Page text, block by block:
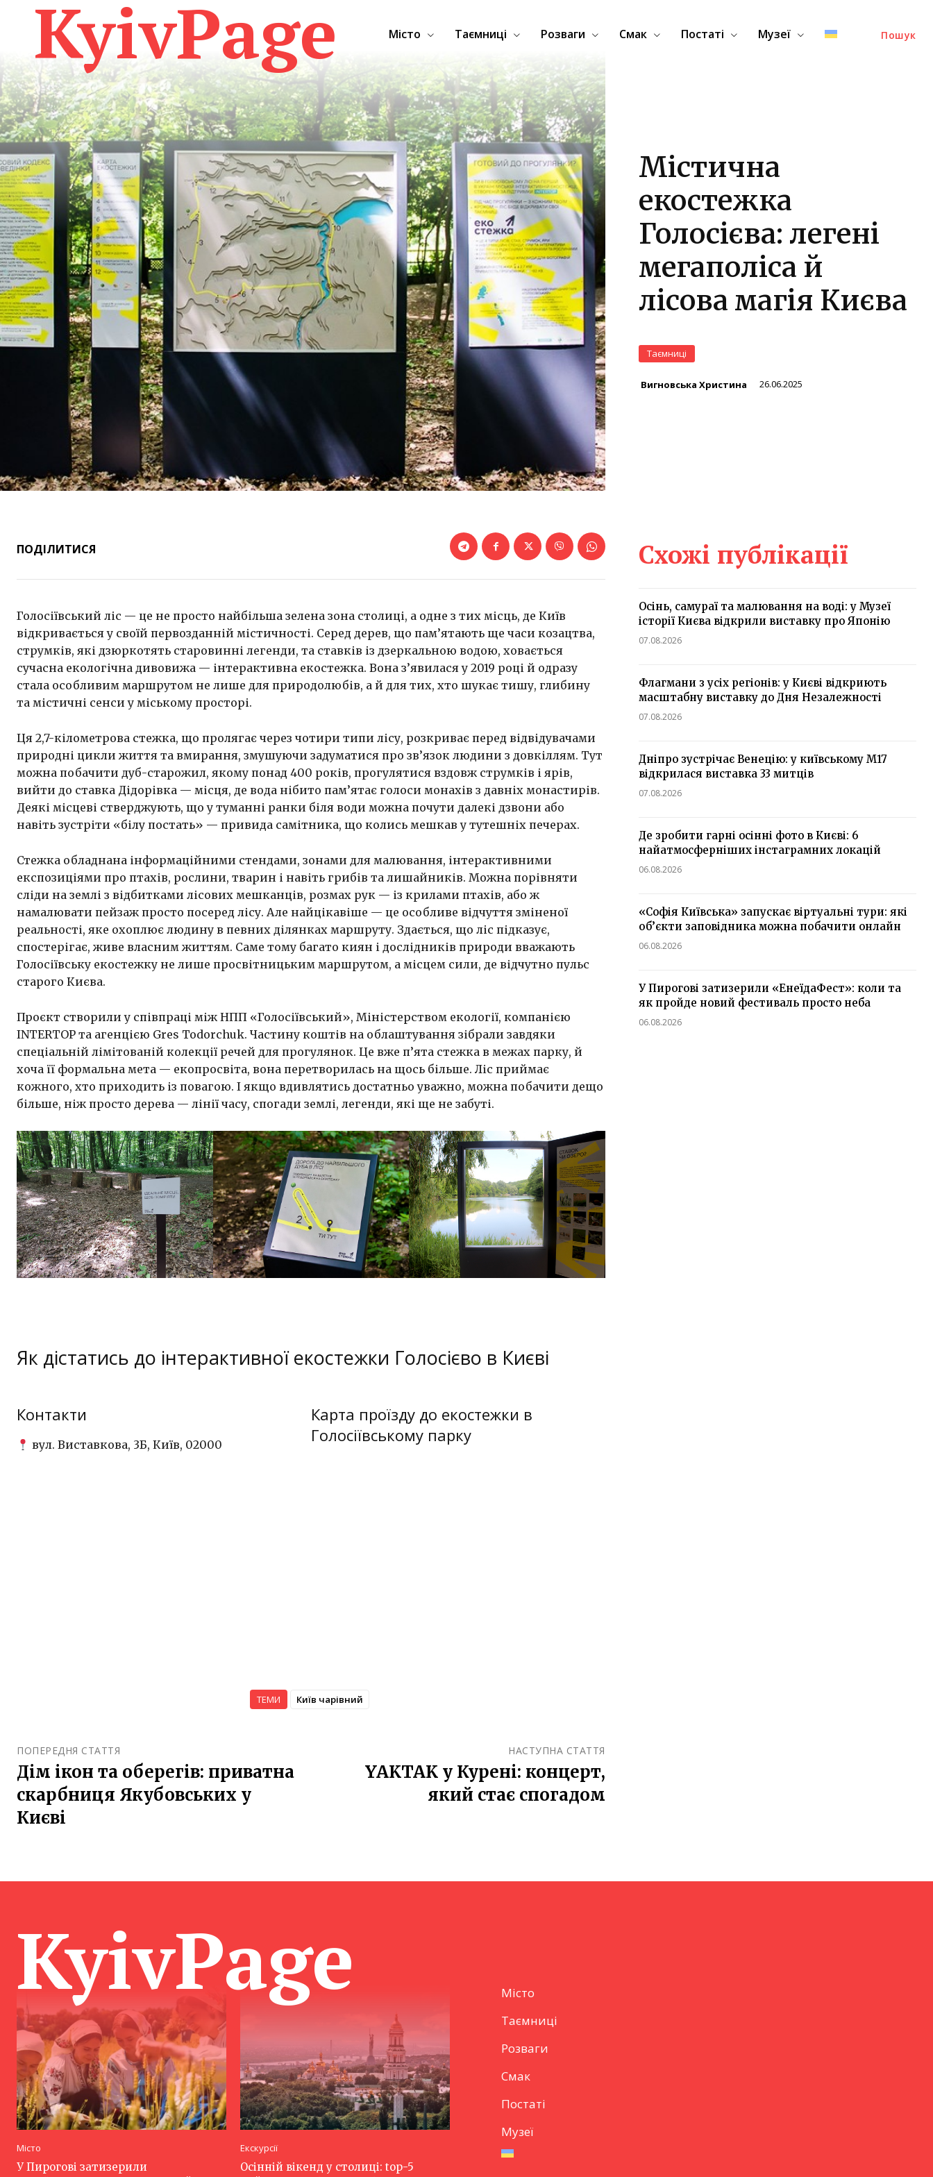
KyivPage Пошук
Місто Таємниці Розваги Смак Постаті Музеї
Містична
екостежка
Голосієва: легені
мегаполіса й
лісова магія Києва
Таємниці
Вигновська Христина 26.06.2025
ПОДІЛИТИСЯ
Голосіївський ліс — це не просто найбільша зелена зона столиці, а одне з тих місць, де Київ
відкривається у своїй первозданній містичності. Серед дерев, що пам’ятають ще часи козацтва,
струмків, які дзюркотять старовинні легенди, та ставків із дзеркальною водою, ховається
сучасна екологічна дивовижа — інтерактивна екостежка. Вона з’явилася у 2019 році й одразу
стала особливим маршрутом не лише для природолюбів, а й для тих, хто шукає тишу, глибину
та містичні сенси у міському просторі.
Ця 2,7-кілометрова стежка, що пролягає через чотири типи лісу, розкриває перед відвідувачами
природні цикли життя та вмирання, змушуючи задуматися про зв’язок людини з довкіллям. Тут
можна побачити дуб-старожил, якому понад 400 років, прогулятися вздовж струмків і ярів,
вийти до ставка Дідорівка — місця, де вода нібито пам’ятає голоси монахів з давніх монастирів.
Деякі місцеві стверджують, що у туманні ранки біля води можна почути далекі дзвони або
навіть зустріти «білу постать» — привида самітника, що колись мешкав у тутешніх печерах.
Стежка обладнана інформаційними стендами, зонами для малювання, інтерактивними
експозиціями про птахів, рослини, тварин і навіть грибів та лишайників. Можна порівняти
сліди на землі з відбитками лісових мешканців, розмах рук — із крилами птахів, або ж
намалювати пейзаж просто посеред лісу. Але найцікавіше — це особливе відчуття зміненої
реальності, яке охоплює людину в певних ділянках маршруту. Здається, що ліс підказує,
спостерігає, живе власним життям. Саме тому багато киян і дослідників природи вважають
Голосіївську екостежку не лише просвітницьким маршрутом, а місцем сили, де відчутно пульс
старого Києва.
Проєкт створили у співпраці між НПП «Голосіївський», Міністерством екології, компанією
INTERTOP та агенцією Gres Todorchuk. Частину коштів на облаштування зібрали завдяки
спеціальній лімітованій колекції речей для прогулянок. Це вже п’ята стежка в межах парку, й
хоча її формальна мета — екопросвіта, вона перетворилась на щось більше. Ліс приймає
кожного, хто приходить із повагою. І якщо вдивлятись достатньо уважно, можна побачити дещо
більше, ніж просто дерева — лінії часу, спогади землі, легенди, які ще не забуті.
Як дістатись до інтерактивної екостежки Голосієво в Києві
Контакти
вул. Виставкова, 3Б, Київ, 02000
Карта проїзду до екостежки в
Голосіївському парку
ТЕМИ Київ чарівний
ПОПЕРЕДНЯ СТАТТЯ
Дім ікон та оберегів: приватна
скарбниця Якубовських у
Києві
НАСТУПНА СТАТТЯ
YAKTAK у Курені: концерт,
який стає спогадом
Схожі публікації
Осінь, самураї та малювання на воді: у Музеї
історії Києва відкрили виставку про Японію
07.08.2026
Флагмани з усіх регіонів: у Києві відкриють
масштабну виставку до Дня Незалежності
07.08.2026
Дніпро зустрічає Венецію: у київському М17
відкрилася виставка 33 митців
07.08.2026
Де зробити гарні осінні фото в Києві: 6
найатмосферніших інстаграмних локацій
06.08.2026
«Софія Київська» запускає віртуальні тури: які
об’єкти заповідника можна побачити онлайн
06.08.2026
У Пирогові затизерили «ЕнеїдаФест»: коли та
як пройде новий фестиваль просто неба
06.08.2026
KyivPage
Місто
У Пирогові затизерили
Екскурсії
Осінній вікенд у столиці: top-5
Місто
Таємниці
Розваги
Смак
Постаті
Музеї